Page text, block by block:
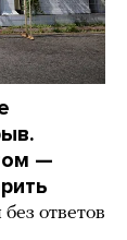
—
ответов